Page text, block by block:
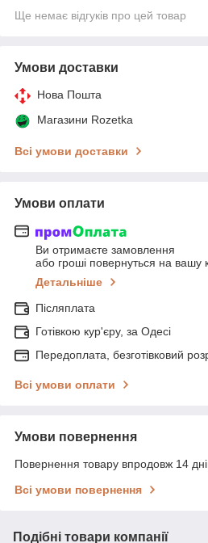
Ще немає відгуків про цей товар
Умови доставки
Нова Пошта
Магазини Rozetka
Всі умови доставки
Умови оплати
Ви отримаєте замовлення
або гроші повернуться на вашу
Детальніше
Післяплата
Готівкою кур'єру, за Одесі
Передоплата, безготівковий
Всі умови оплати
Умови повернення
Повернення товару впродовж 14
Всі умови повернення
Подібні товари компанії